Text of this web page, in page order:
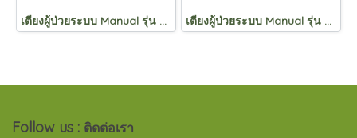
เตียงผู้ป่วยระบบ Manual รุ่น KYYE-B03 เตียงผู้ป่วยระบบ Manual รุ่น KYY-M03
Follow us : ติดต่อเรา